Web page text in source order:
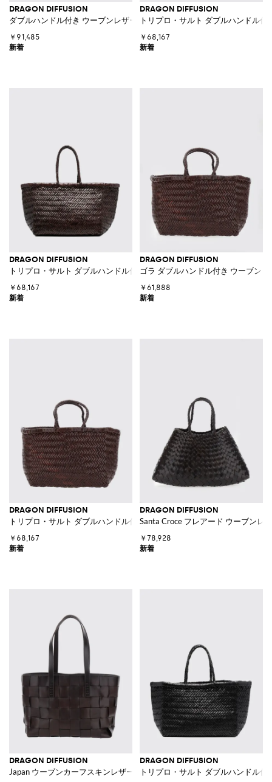
DRAGON DIFFUSION
ダブルハンドル付き ウーブンレザー ハンドバッグ
￥91,485
DRAGON DIFFUSION
トリプロ・サルト ダブルハンドル
￥68,167
DRAGON DIFFUSION
トリプロ・サルト ダブルハンドル付き ウーブンレザー ハンドバッグ
￥68,167
DRAGON DIFFUSION
ゴラ ダブルハンドル付き ウーブン
￥61,888
DRAGON DIFFUSION
トリプロ・サルト ダブルハンドル付き ウーブンレザー ハンドバッグ
￥68,167
DRAGON DIFFUSION
Santa Croce フレアード ウーブンレ
￥78,928
DRAGON DIFFUSION
Japan ウーブンカーフスキンレザー ダブルハンドルハンドバッグ
DRAGON DIFFUSION
トリプロ・サルト ダブルハンドル